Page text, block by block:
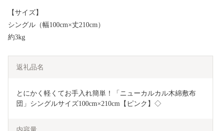
【サイズ】
シングル（幅100cm×丈210cm）
約3kg
返礼品名
とにかく軽くてお手入れ簡単！「ニューカルカル木綿敷布
団」シングルサイズ100cm×210cm【ピンク】◇